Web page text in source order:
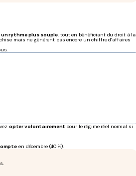
un rythme plus souple, tout en bénéficiant du droit à la
mais ne génèrent pas encore un chiffre d’affaires
opter volontairementpour le régime réel normal si
en décembre (40 %).